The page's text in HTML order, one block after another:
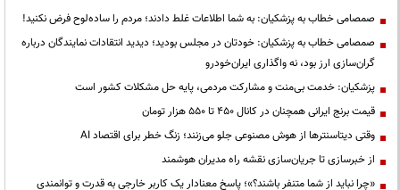
صمصامی خطاب به پزشکیان: به شما اطلاعات غلط دادند؛ مردم را ساده‌لوح فرض نکنید!
صمصامی خطاب به پزشکیان: خودتان در مجلس بودید؛ دیدید انتقادات نمایندگان درباره
گران‌سازی ارز بود، نه واگذاری ایران‌خودرو
پزشکیان: خدمت بی‌منت و مشارکت مردمی، پایه حل مشکلات کشور است
قیمت‌ برنج ایرانی همچنان در کانال ۴۵۰ تا ۵۵۰ هزار تومان
وقتی دیتاسنترها از هوش مصنوعی جلو می‌زنند؛ زنگ خطر برای اقتصاد AI
از خبرسازی تا جریان‌سازی نقشه راه مدیران هوشمند
«چرا نباید از شما متنفر باشند؟»؛ پاسخ معنادار یک کاربر خارجی به قدرت و توانمندی